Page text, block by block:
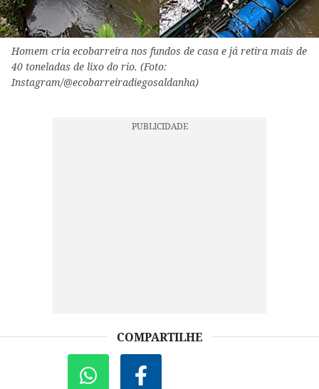
Homem cria ecobarreira nos fundos de casa e já retira mais de
40 toneladas de lixo do rio. (Foto:
Instagram/@ecobarreiradiegosaldanha)
COMPARTILHE